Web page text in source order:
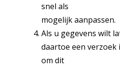
snel als
mogelijk aanpassen.
Als u gegevens wilt
daartoe een verzoek
om dit